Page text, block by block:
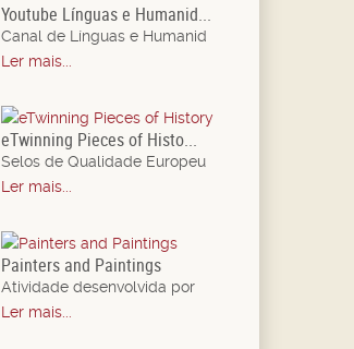
Youtube Línguas e Humanid...
Canal de Línguas e Humanid
Ler mais...
eTwinning Pieces of Histo...
Selos de Qualidade Europeu
Ler mais...
Painters and Paintings
Atividade desenvolvida por
Ler mais...